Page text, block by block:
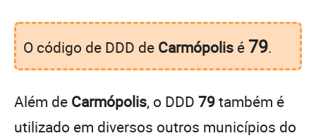
O código de DDD de Carmópolis é 79.
Além de Carmópolis, o DDD 79também é
utilizado em diversos outros municípios do